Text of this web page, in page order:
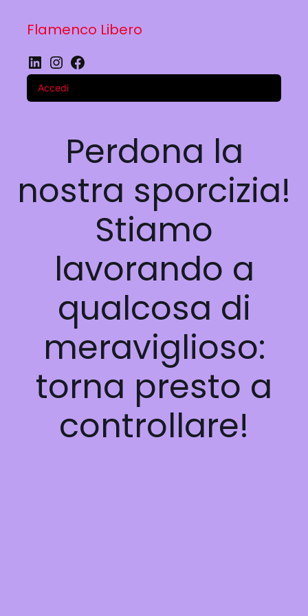
Flamenco Libero
LinkedIn
Instagram
Facebook
Accedi
Perdona la
nostra sporcizia!
Stiamo
lavorando a
qualcosa di
meraviglioso:
torna presto a
controllare!